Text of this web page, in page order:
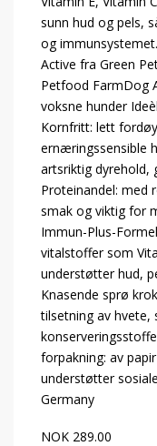
sunn hud og pels,
og
Active fra Green
Petfood FarmDog
voksne hunder
Kornfritt: lett
ernæringssensible
artsriktig dyrehold,
Proteinandel: med
smak og viktig for
Immun-Plus-
vitalstoffer som
understøtter hud,
Knasende sprø
tilsetning av hvete,
forpakning: av
understøtter
Germany
NOK 289.00